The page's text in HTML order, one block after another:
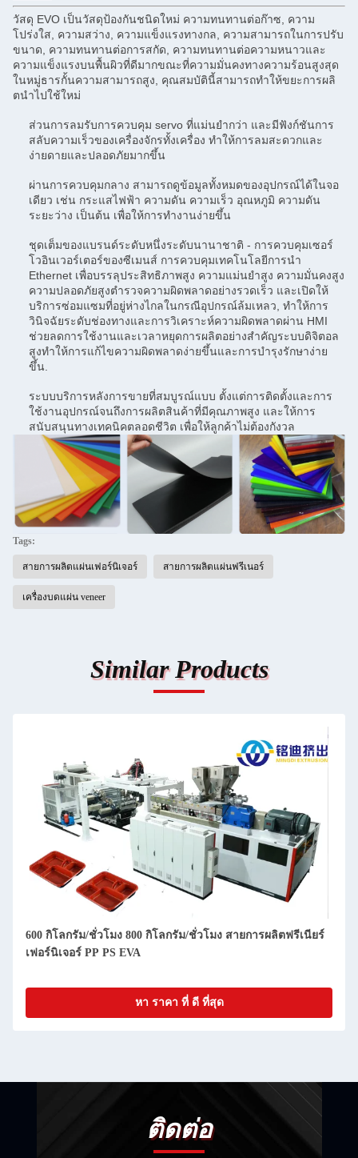
วัสดุ EVO เป็นวัสดุป้องกันชนิดใหม่ ความทนทานต่อก๊าซ, ความ
โปร่งใส, ความสว่าง, ความแข็งแรงทางกล, ความสามารถในการปรับ
ขนาด, ความทนทานต่อการสกัด, ความทนทานต่อความหนาวและ
ความแข็งแรงบนพื้นผิวที่ดีมากขณะที่ความมั่นคงทางความร้อนสูงสุด
ในหมู่ธารกั้นความสามารถสูง, คุณสมบัตินี้สามารถทําให้ขยะการผลิ
ตนําไปใช้ใหม่
ส่วนการลมรับการควบคุม servo ที่แม่นยํากว่า และมีฟังก์ชันการ
สลับความเร็วของเครื่องจักรทั้งเครื่อง ทําให้การลมสะดวกและ
ง่ายดายและปลอดภัยมากขึ้น
ผ่านการควบคุมกลาง สามารถดูข้อมูลทั้งหมดของอุปกรณ์ได้ในจอ
เดียว เช่น กระแสไฟฟ้า ความดัน ความเร็ว อุณหภูมิ ความดัน
ระยะว่าง เป็นต้น เพื่อให้การทํางานง่ายขึ้น
ชุดเต็มของแบรนด์ระดับหนึ่งระดับนานาชาติ - การควบคุมเซอร์
โวอินเวอร์เตอร์ของซีเมนส์ การควบคุมเทคโนโลยีการนํา
Ethernet เพื่อบรรลุประสิทธิภาพสูง ความแม่นยําสูง ความมั่นคงสูง
ความปลอดภัยสูงตํารวจความผิดพลาดอย่างรวดเร็ว และเปิดให้
บริการซ่อมแซมที่อยู่ห่างไกลในกรณีอุปกรณ์ล้มเหลว, ทําให้การ
วินิจฉัยระดับช่องทางและการวิเคราะห์ความผิดพลาดผ่าน HMI
ช่วยลดการใช้งานและเวลาหยุดการผลิตอย่างสําคัญระบบดิจิตอล
สูงทําให้การแก้ไขความผิดพลาดง่ายขึ้นและการบํารุงรักษาง่าย
ขึ้น.
ระบบบริการหลังการขายที่สมบูรณ์แบบ ตั้งแต่การติดตั้งและการ
ใช้งานอุปกรณ์จนถึงการผลิตสินค้าที่มีคุณภาพสูง และให้การ
สนับสนุนทางเทคนิคตลอดชีวิต เพื่อให้ลูกค้าไม่ต้องกังวล
Tags:
สายการผลิตแผ่นเฟอร์นิเจอร์ สายการผลิตแผ่นฟรีเนอร์
เครื่องบดแผ่น veneer
Similar Products
600 กิโลกรัม/ชั่วโมง 800 กิโลกรัม/ชั่วโมง สายการผลิตฟรีเนียร์
เฟอร์นิเจอร์ PP PS EVA
หา ราคา ที่ ดี ที่สุด
ติดต่อ